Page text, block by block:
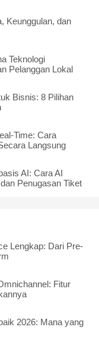
Keunggulan, dan
Teknologi
Pelanggan Lokal
Bisnis: 8 Pilihan
Time: Cara
Langsung
AI: Cara AI
Penugasan Tiket
Lengkap: Dari Pre-
Fitur
2026: Mana yang